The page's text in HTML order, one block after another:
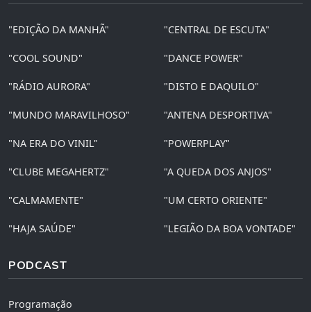
"EDIÇÃO DA MANHÃ" "CENTRAL DE ESCUTA"
"COOL SOUND" "DANCE POWER"
"RÁDIO AURORA" "DISTO E DAQUILO"
"MUNDO MARAVILHOSO" "ANTENA DESPORTIVA"
"NA ERA DO VINIL" "POWERPLAY"
"CLUBE MEGAHERTZ" "A QUEDA DOS ANJOS"
"CALMAMENTE" "UM CERTO ORIENTE"
"HAJA SAÚDE" "LEGIÃO DA BOA VONTADE"
PODCAST
Programação